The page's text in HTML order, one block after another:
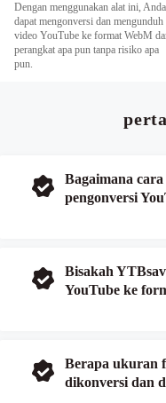
Dengan menggunakan alat ini, Anda
dapat mengonversi dan mengunduh
video YouTube ke format WebM
perangkat apa pun tanpa risiko apa
pun.
Bagaimana
pengonversi
Bisakah
YouTube ke
Berapa ukuran
dikonversi dan